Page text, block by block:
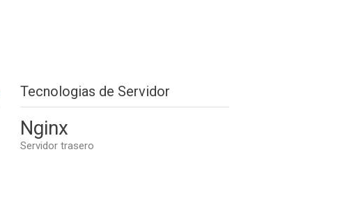
Tecnologias de Servidor
Nginx
Servidor trasero